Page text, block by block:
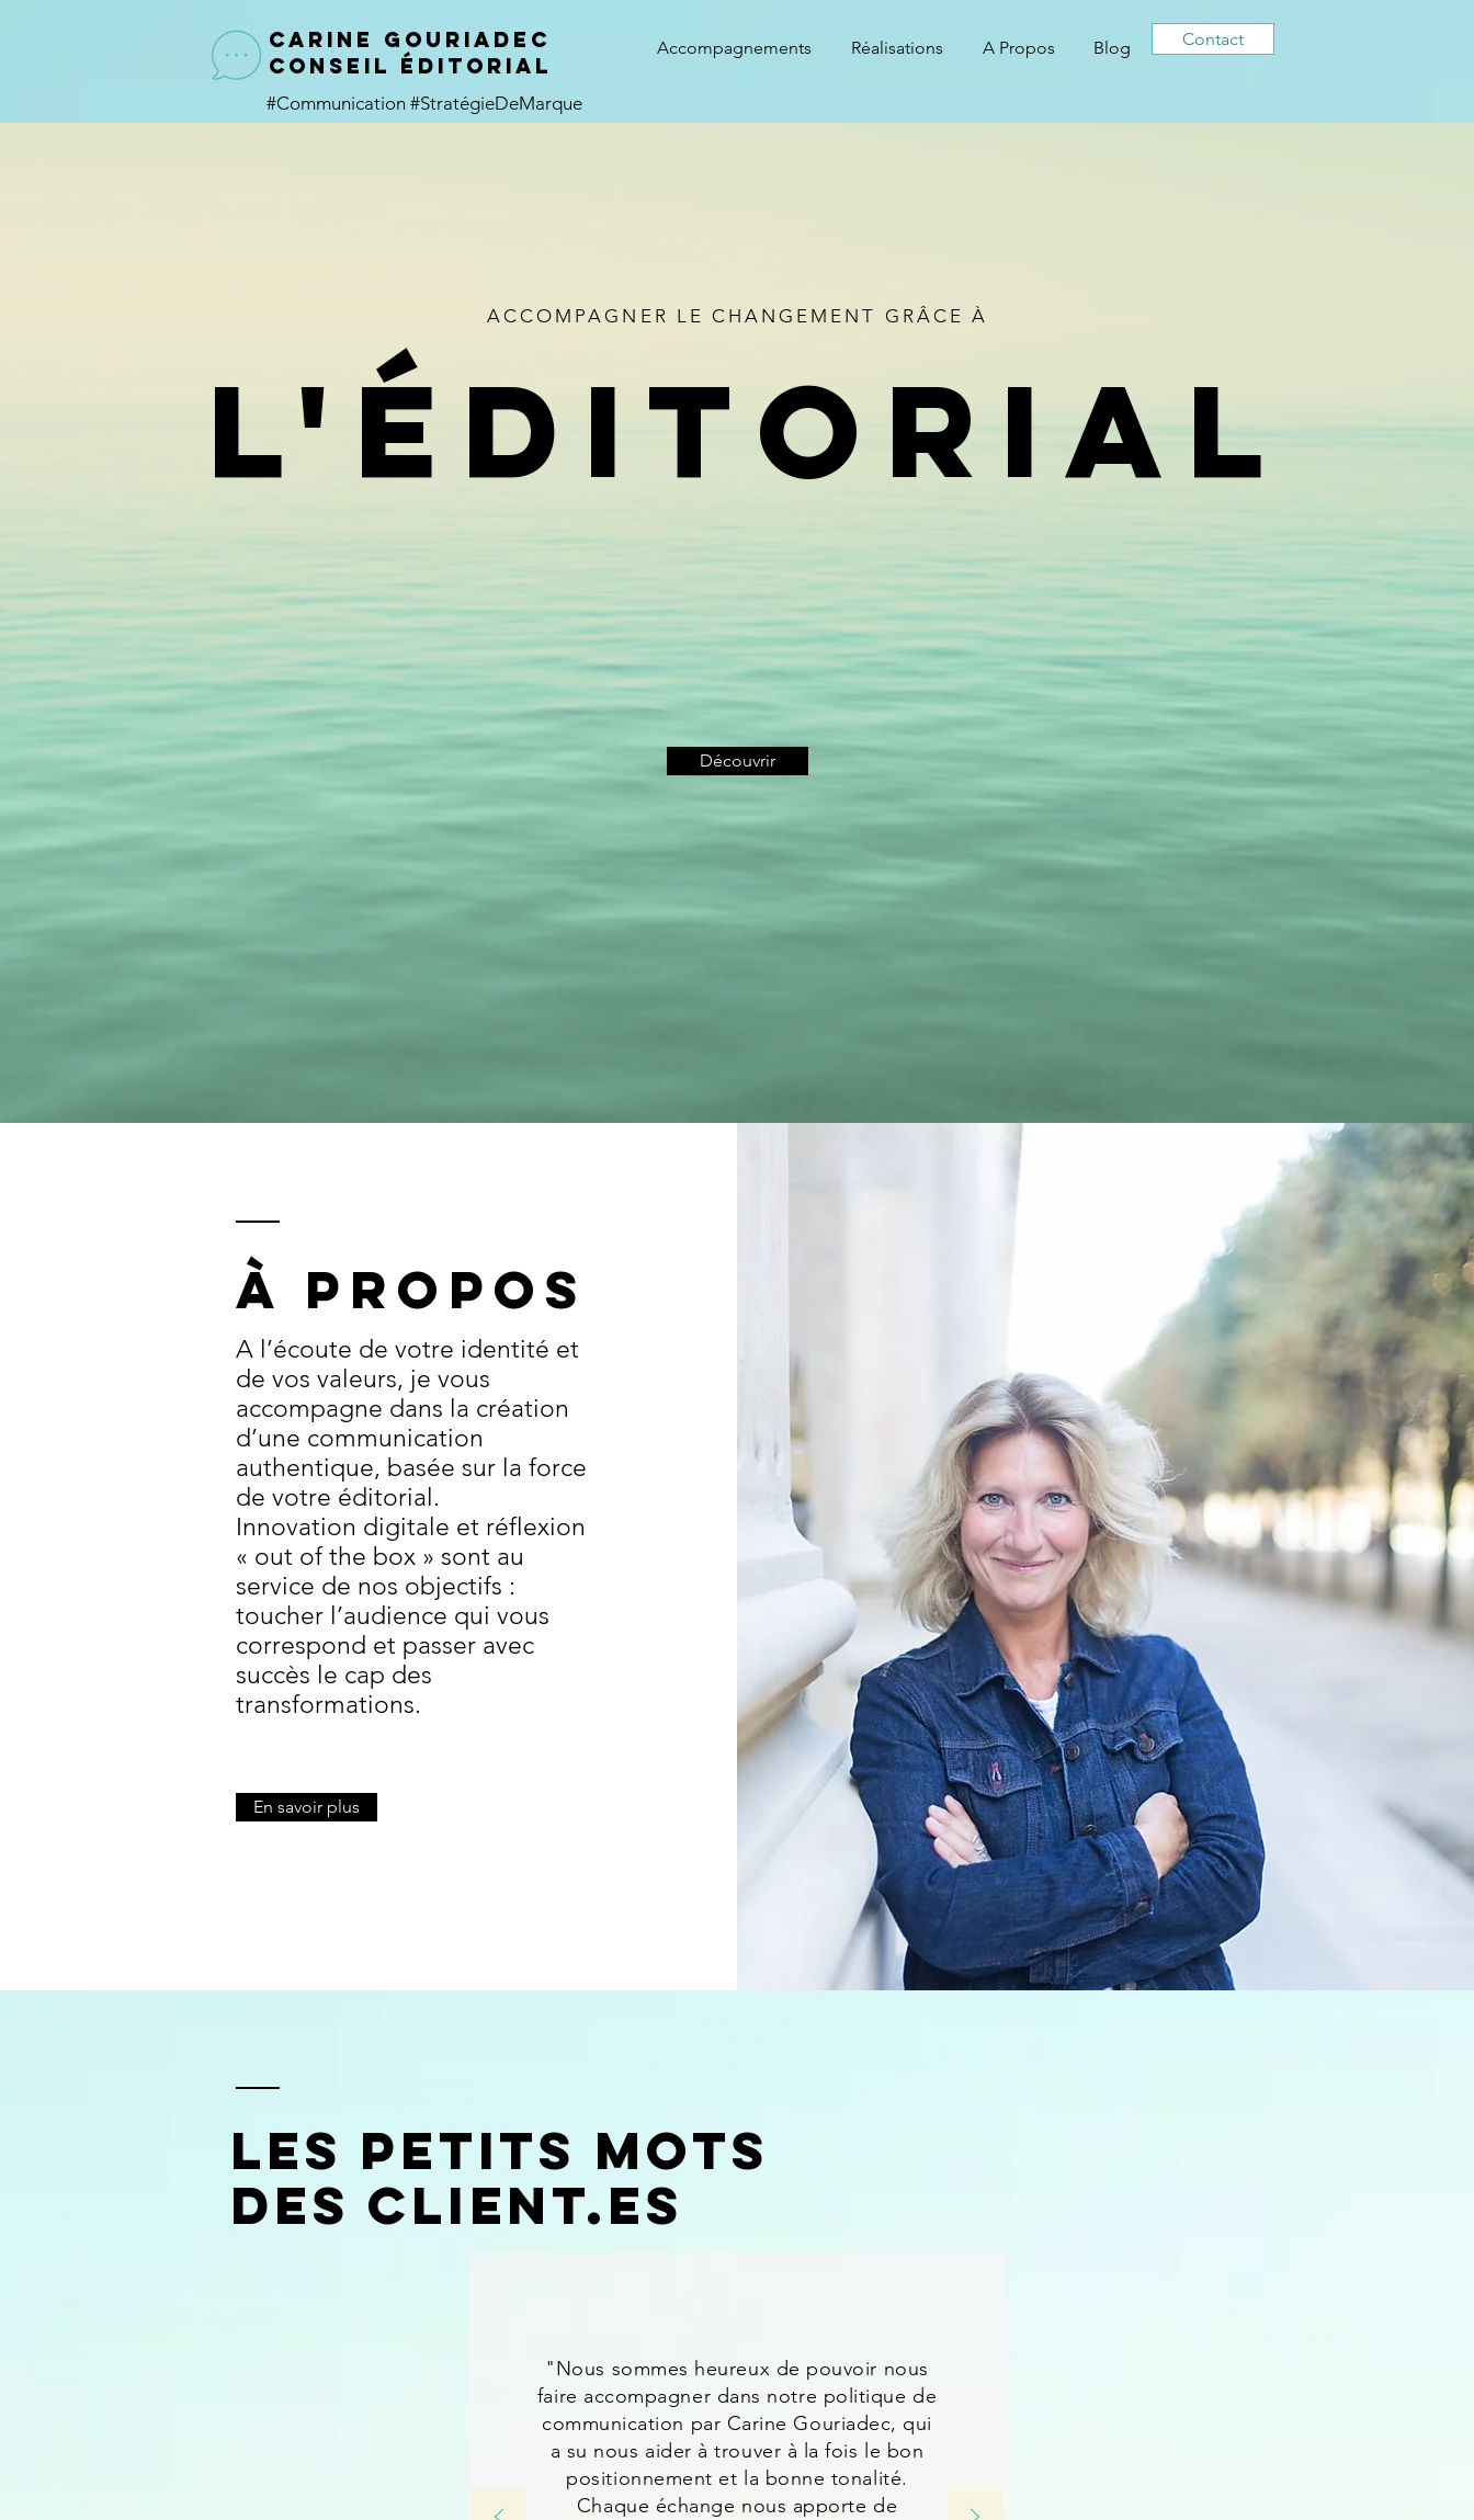
CARINE GOURIADEC
conseil éditorial
Accompagnements Réalisations A Propos Blog Contact
#Communication #StratégieDeMarque
ACCOMPAGNER LE CHANGEMENT GRÂCE À
l'éditorial
Découvrir
à propos
A l’écoute de votre identité et
de vos valeurs, je vous
accompagne dans la création
d’une communication
authentique, basée sur la force
de votre éditorial.
Innovation digitale et réflexion
« out of the box » sont au
service de nos objectifs :
toucher l’audience qui vous
correspond et passer avec
succès le cap des
transformations.
En savoir plus
les petits mots
des client.Es
"Nous sommes heureux de pouvoir nous
faire accompagner dans notre politique de
communication par Carine Gouriadec, qui
a su nous aider à trouver à la fois le bon
positionnement et la bonne tonalité.
Chaque échange nous apporte de